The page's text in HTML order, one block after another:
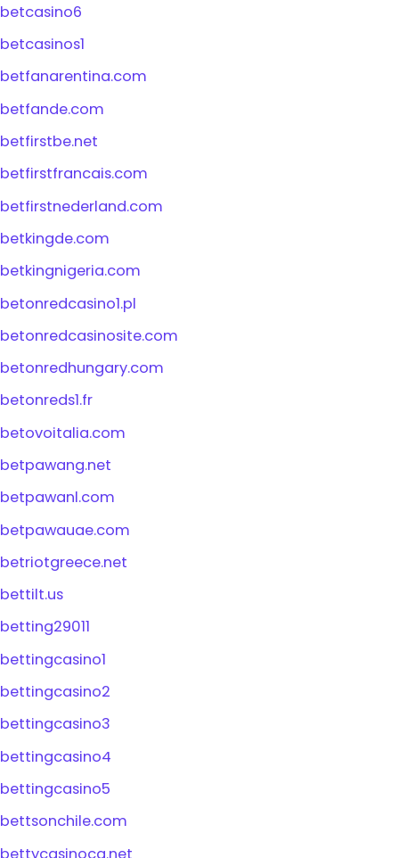
betcasino6
betcasinos1
betfanarentina.com
betfande.com
betfirstbe.net
betfirstfrancais.com
betfirstnederland.com
betkingde.com
betkingnigeria.com
betonredcasino1.pl
betonredcasinosite.com
betonredhungary.com
betonreds1.fr
betovoitalia.com
betpawang.net
betpawanl.com
betpawauae.com
betriotgreece.net
bettilt.us
betting29011
bettingcasino1
bettingcasino2
bettingcasino3
bettingcasino4
bettingcasino5
bettsonchile.com
bettycasinoca.net